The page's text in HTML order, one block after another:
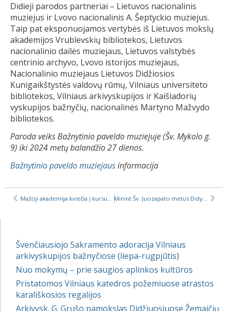
Didieji parodos partneriai – Lietuvos nacionalinis
muziejus ir Lvovo nacionalinis A. Šeptyckio muziejus.
Taip pat eksponuojamos vertybės iš Lietuvos mokslų
akademijos Vrublevskių bibliotekos, Lietuvos
nacionalinio dailės muziejaus, Lietuvos valstybės
centrinio archyvo, Lvovo istorijos muziejaus,
Nacionalinio muziejaus Lietuvos Didžiosios
Kunigaikštystės valdovų rūmų, Vilniaus universiteto
bibliotekos, Vilniaus arkivyskupijos ir Kaišiadorių
vyskupijos bažnyčių, nacionalinės Martyno Mažvydo
bibliotekos.
Paroda veiks Bažnytinio paveldo muziejuje (Šv. Mykolo g.
9) iki 2024 metų balandžio 27 dienos.
Bažnytinio paveldo muziejausinformacija
Švenčiausiojo Sakramento adoracija Vilniaus
arkivyskupijos bažnyčiose (liepa-rugpjūtis)
Nuo mokymų – prie saugios aplinkos kultūros
Pristatomos Vilniaus katedros požemiuose atrastos
karališkosios regalijos
Arkivysk. G. Grušo pamokslas Didžiuosiuose Žemaičių